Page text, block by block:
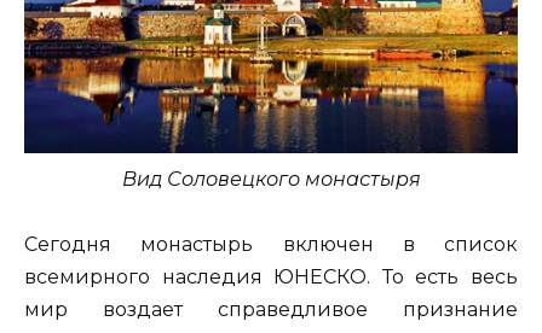
Вид Соловецкого монастыря
Сегодня монастырь включен в список
всемирного наследия ЮНЕСКО. То есть весь
мир воздает справедливое признание